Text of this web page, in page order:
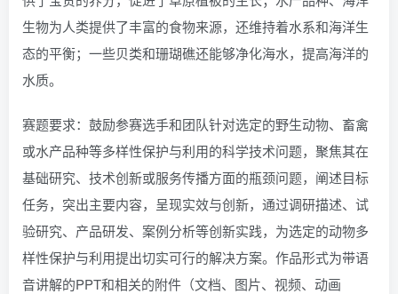
生物为人类提供了丰富的食物来源，还维持着水系和海洋生
态的平衡；一些贝类和珊瑚礁还能够净化海水，提高海洋的
水质。
赛题要求：鼓励参赛选手和团队针对选定的野生动物、畜禽
或水产品种等多样性保护与利用的科学技术问题，聚焦其在
基础研究、技术创新或服务传播方面的瓶颈问题，阐述目标
任务，突出主要内容，呈现实效与创新，通过调研描述、试
验研究、产品研发、案例分析等创新实践，为选定的动物多
样性保护与利用提出切实可行的解决方案。作品形式为带语
音讲解的PPT和相关的附件（文档、图片、视频、动画